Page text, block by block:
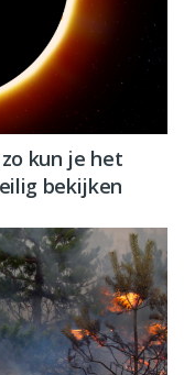
kun je het
bekijken